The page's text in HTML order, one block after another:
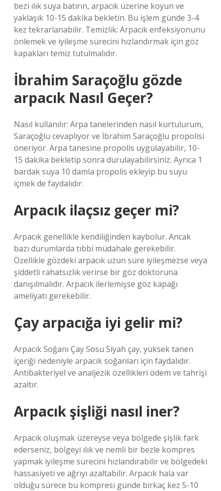
bezi ılık suya batırın, arpacık üzerine koyun ve
yaklaşık 10-15 dakika bekletin. Bu işlem günde 3-4
kez tekrarlanabilir. Temizlik: Arpacık enfeksiyonunu
önlemek ve iyileşme sürecini hızlandırmak için göz
kapakları temiz tutulmalıdır.
İbrahim Saraçoğlu gözde
arpacık Nasıl Geçer?
Nasıl kullanılır: Arpa tanelerinden nasıl kurtulurum,
Saraçoğlu cevaplıyor ve İbrahim Saraçoğlu propolisi
öneriyor. Arpa tanesine propolis uygulayabilir, 10-
15 dakika bekletip sonra durulayabilirsiniz. Ayrıca 1
bardak suya 10 damla propolis ekleyip bu suyu
içmek de faydalıdır.
Arpacık ilaçsız geçer mi?
Arpacık genellikle kendiliğinden kaybolur. Ancak
bazı durumlarda tıbbi müdahale gerekebilir.
Özellikle gözdeki arpacık uzun süre iyileşmezse veya
şiddetli rahatsızlık verirse bir göz doktoruna
danışılmalıdır. Arpacık ilerlemişse göz kapağı
ameliyatı gerekebilir.
Çay arpacığa iyi gelir mi?
Arpacık Soğanı Çay Sosu Siyah çay, yüksek tanen
içeriği nedeniyle arpacık soğanları için faydalıdır.
Antibakteriyel ve analjezik özellikleri ödem ve tahrişi
azaltır.
Arpacık şişliği nasıl iner?
Arpacık oluşmak üzereyse veya bölgede şişlik fark
ederseniz, bölgeyi ılık ve nemli bir bezle kompres
yapmak iyileşme sürecini hızlandırabilir ve bölgedeki
hassasiyeti ve ağrıyı azaltabilir. Arpacık hala var
olduğu sürece bu kompresi günde birkaç kez 5-10